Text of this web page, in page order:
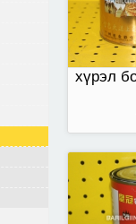
хүрэл
алтан